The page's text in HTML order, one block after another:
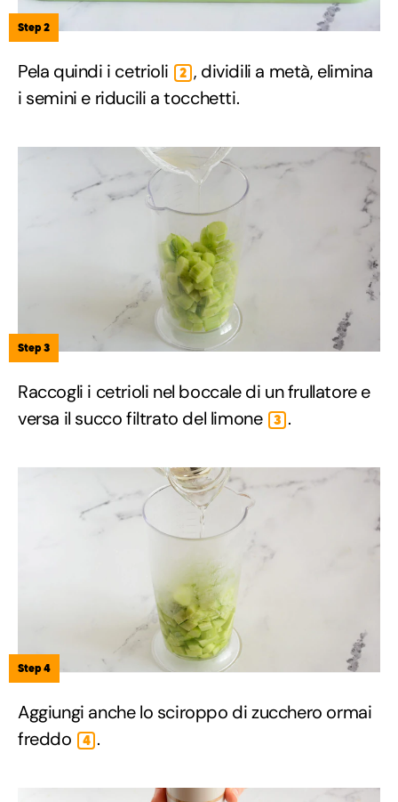
Step 2
Pela quindi i cetrioli 2 , dividili a metà, elimina
i semini e riducili a tocchetti.
Step 3
Raccogli i cetrioli nel boccale di un frullatore e
versa il succo filtrato del limone
3 .
Step 4
Aggiungi anche lo sciroppo di zucchero ormai
freddo
4 .